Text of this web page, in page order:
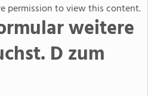
permission to view this content.
weitere
D zum